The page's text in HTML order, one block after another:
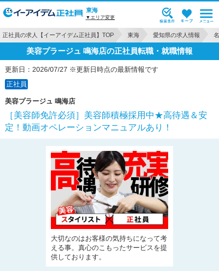
東海
▼エリア変更
正社員の求人【イーアイデム正社員】TOP 東海 愛知県の求人情報
美容プラージュ 鳴海店の正社員転職・就職情報
更新日：2026/07/27 ※更新日時点の最新情報です
正社員
美容プラージュ 鳴海店
［美容師免許必須］美容師積極採用中★高待遇＆安
定！動画オペレーションマニュアルあり！
大切なのはお客様の気持ちになって考
える事。真心のこもったサービスを提
供しております。